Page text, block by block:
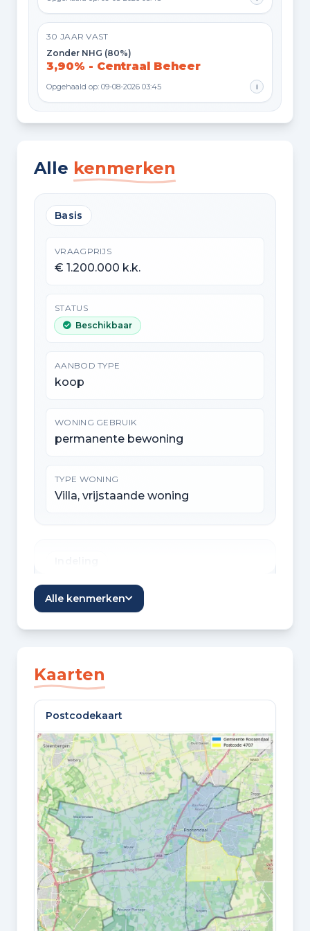
30 JAAR VAST
Zonder NHG (80%)
3,90% - Centraal Beheer
Opgehaald op: 09-08-2026 03:45 i
Alle kenmerken
Basis
VRAAGPRIJS
€ 1.200.000 k.k.
STATUS
Beschikbaar
AANBOD TYPE
koop
WONING GEBRUIK
permanente bewoning
TYPE WONING
Villa, vrijstaande woning
KAMERS
5 kamers
3 slaapkamers
BADKAMERS
VLOEREN
2 woonlagen en een zolder
Oppervlaktes en inhoud
WOONOPPERVLAKTE
213 m²
Alle kenmerken
Kaarten
Postcodekaart